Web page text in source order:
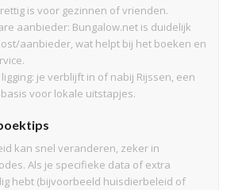
is voor gezinnen of vrienden.
aanbieder: Bungalow.net is duidelijk
aanbieder, wat helpt bij het boeken en
je verblijft in of nabij Rijssen, een
voor lokale uitstapjes.
kan snel veranderen, zeker in
Als je specifieke data of extra
hebt (bijvoorbeeld huisdierbeleid of